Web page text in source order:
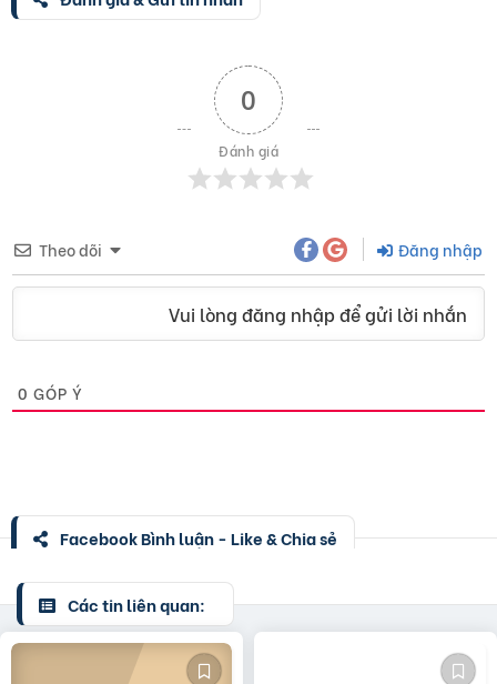
0
Đánh giá
Theo dõi Đăng nhập
Vui lòng đăng nhập để gửi lời nhắn
0 GÓP Ý
Facebook Bình luận - Like & Chia sẻ
Các tin liên quan: